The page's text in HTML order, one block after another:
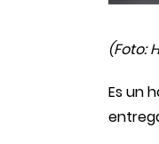
(Foto:
Es un